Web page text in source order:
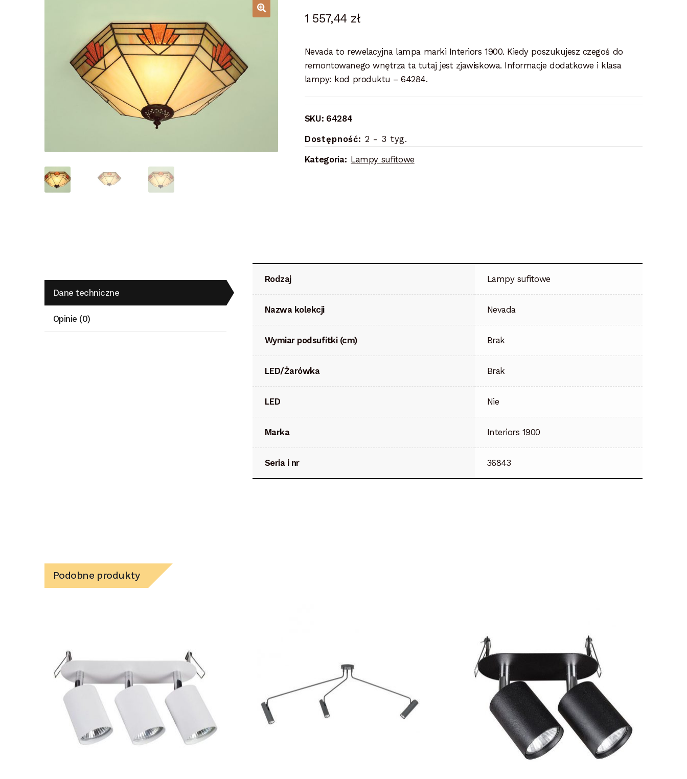
1 557,44 zł
Nevada to rewelacyjna lampa marki Interiors 1900. Kiedy poszukujesz czegoś do
remontowanego wnętrza ta tutaj jest zjawiskowa. Informacje dodatkowe i klasa
lampy: kod produktu – 64284.
SKU: 64284
Dostępność: 2 - 3 tyg.
Kategoria: Lampy sufitowe
Dane techniczne
Opinie (0)
Rodzaj Lampy sufitowe
Nazwa kolekcji Nevada
Wymiar podsufitki (cm) Brak
LED/Żarówka Brak
LED Nie
Marka Interiors 1900
Seria i nr 36843
Podobne produkty